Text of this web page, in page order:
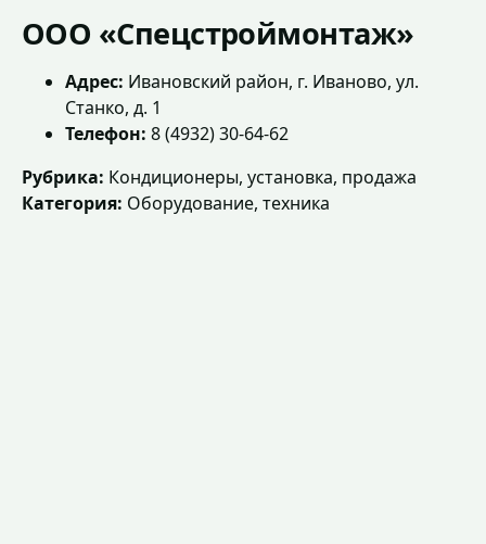
ООО «Спецстроймонтаж»
Адрес: Ивановский район, г. Иваново, ул.
Станко, д. 1
Телефон: 8 (4932) 30-64-62
Рубрика: Кондиционеры, установка, продажа
Категория: Оборудование, техника